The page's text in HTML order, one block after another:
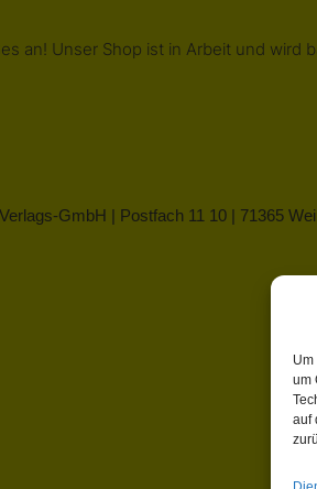
um
auf
an! Unser Shop ist in Arbeit und wird
GmbH | Postfach 11 10 | 71365